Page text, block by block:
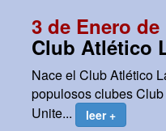
3 de Enero de
Club Atlético
Nace el Club Atlético
populosos clubes
Unite...
leer +